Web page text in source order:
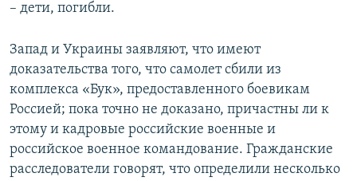
– дети, погибли.
Запад и Украины заявляют, что имеют
доказательства того, что самолет сбили из
комплекса «Бук», предоставленного боевикам
Россией; пока точно не доказано, причастны ли к
этому и кадровые российские военные и
российское военное командование. Гражданские
расследователи говорят, что определили несколько